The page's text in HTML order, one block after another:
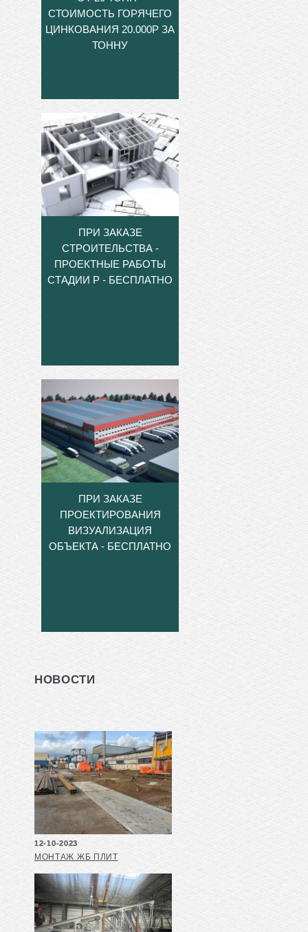
СТОИМОСТЬ ГОРЯЧЕГО
ЦИНКОВАНИЯ 20.000Р ЗА
ТОННУ
ПРИ ЗАКАЗЕ
СТРОИТЕЛЬСТВА -
ПРОЕКТНЫЕ РАБОТЫ
СТАДИИ Р - БЕСПЛАТНО
ПРИ ЗАКАЗЕ
ПРОЕКТИРОВАНИЯ
ВИЗУАЛИЗАЦИЯ
ОБЪЕКТА - БЕСПЛАТНО
НОВОСТИ
12-10-2023
МОНТАЖ ЖБ ПЛИТ